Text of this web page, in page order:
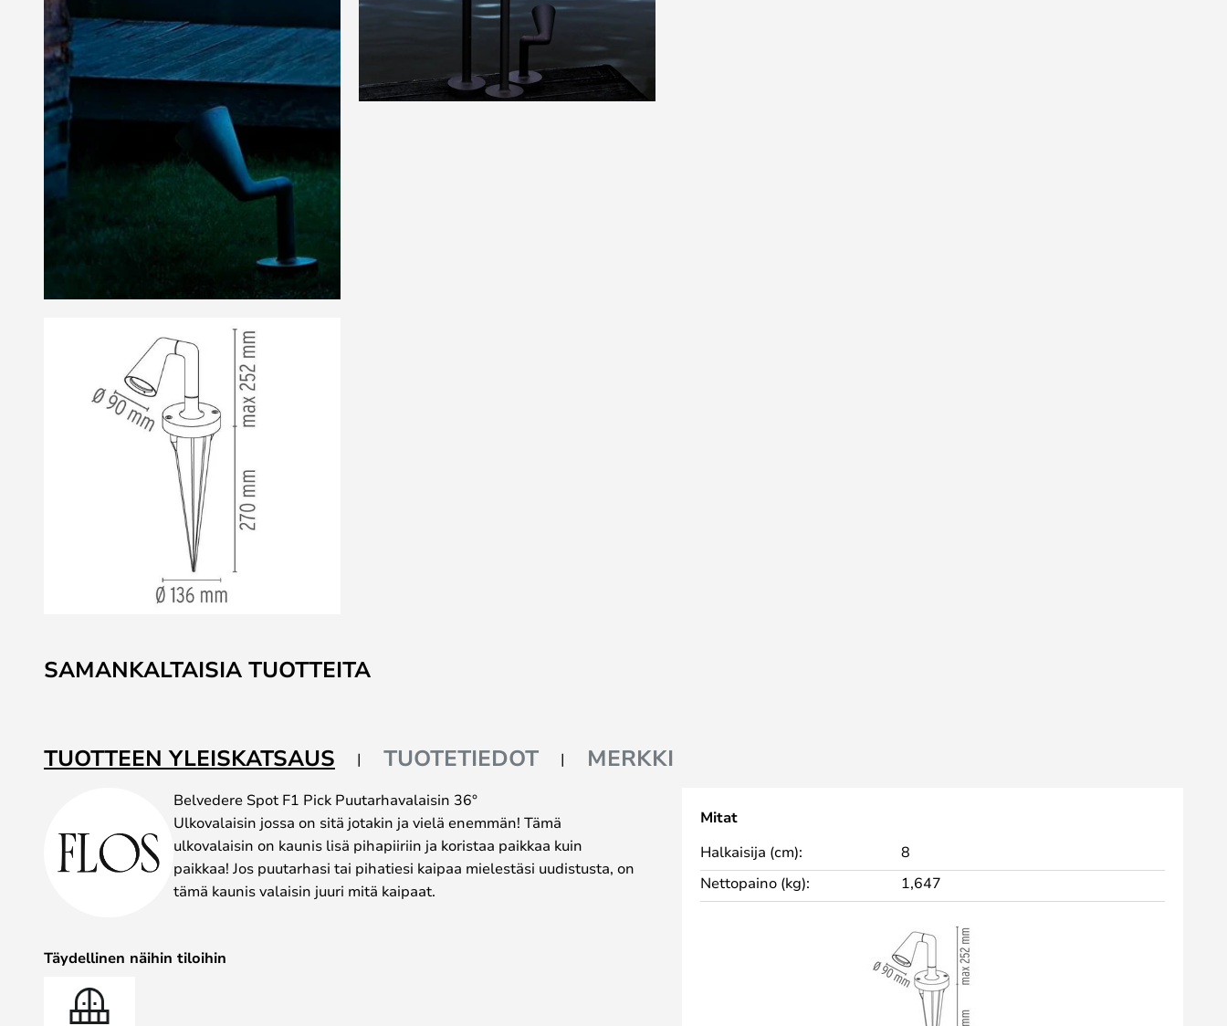
to
the
the
images
SAMANKALTAISIA TUOTTEITA
TUOTTEEN YLEISKATSAUS TUOTETIEDOT MERKKI
Belvedere Spot F1 Pick Puutarhavalaisin 36°
Ulkovalaisin jossa on sitä jotakin ja vielä enemmän! Tämä
ulkovalaisin on kaunis lisä pihapiiriin ja koristaa paikkaa kuin
paikkaa! Jos puutarhasi tai pihatiesi kaipaa mielestäsi uudistusta, on
tämä kaunis valaisin juuri mitä kaipaat.
Täydellinen näihin tiloihin
Mitat
Halkaisija (cm):
8
Nettopaino (kg):
1,647